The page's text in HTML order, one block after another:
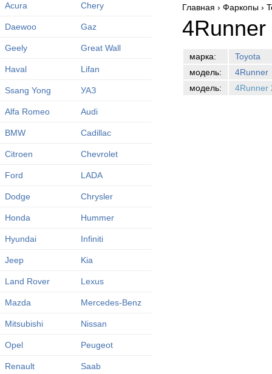
Acura Chery
Daewoo Gaz
Geely Great Wall
Haval Lifan
Ssang Yong УАЗ
Alfa Romeo Audi
BMW Cadillac
Citroen Chevrolet
Ford LADA
Dodge Chrysler
Honda Hummer
Hyundai Infiniti
Jeep Kia
Land Rover Lexus
Mazda Mercedes-Benz
Mitsubishi Nissan
Opel Peugeot
Renault Saab
Вы здесь
Главная › Фаркопы ›
марка:
Toyota
модель:
4Runner
модель:
4Runner